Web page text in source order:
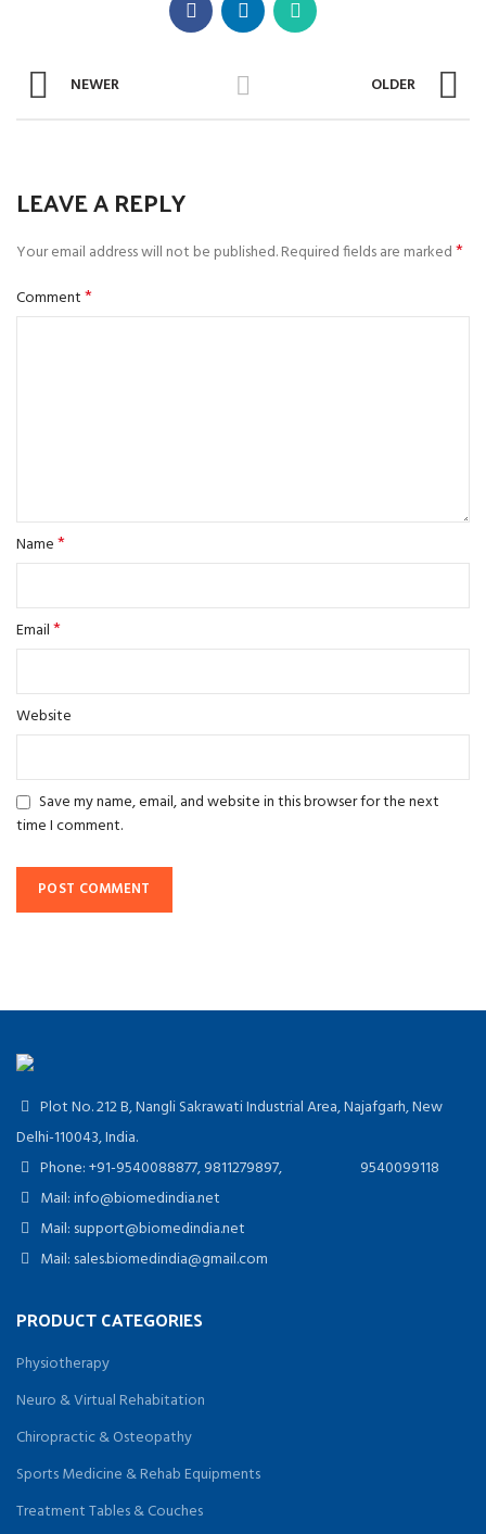
NEWER OLDER
LEAVE A REPLY
Your email address will not be published.Required fields are marked*
Comment*
Name*
Email*
Website
Save my name, email, and website in this browser for the next
time I comment.
Plot No. 212 B, Nangli Sakrawati Industrial Area, Najafgarh, New
Delhi-110043, India.
Phone: +91-9540088877, 9811279897, 9540099118
Mail: info@biomedindia.net
Mail: support@biomedindia.net
Mail: sales.biomedindia@gmail.com
PRODUCT CATEGORIES
Physiotherapy
Neuro & Virtual Rehabitation
Chiropractic & Osteopathy
Sports Medicine & Rehab Equipments
Treatment Tables & Couches